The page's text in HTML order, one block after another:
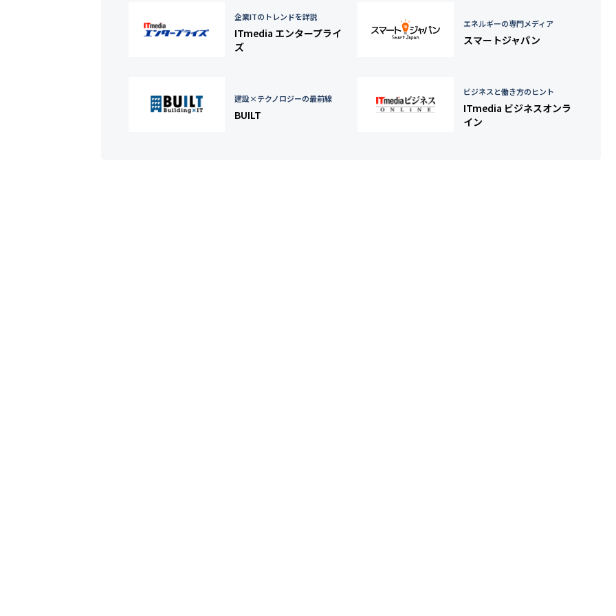
企業ITのトレンドを詳説
ITmedia エンタープライ
ズ
エネルギーの専門メディア
スマートジャパン
建設×テクノロジーの最前線
BUILT
ビジネスと働き方のヒント
ITmedia ビジネスオンラ
イン